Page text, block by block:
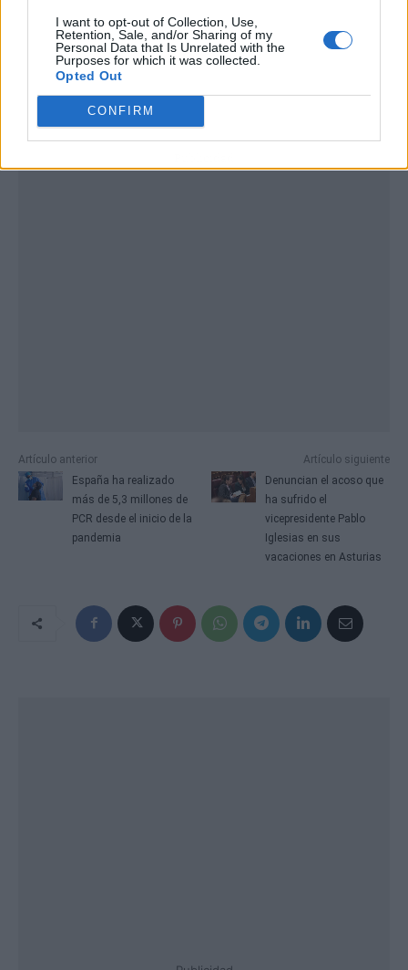
I want to opt-out of Collection, Use,
Retention, Sale, and/or Sharing of my
Personal Data that Is Unrelated with the
Purposes for which it was collected.
Opted Out
CONFIRM
Artículo anterior
España ha realizado
más de 5,3 millones de
PCR desde el inicio de la
pandemia
Artículo siguiente
Denuncian el acoso que
ha sufrido el
vicepresidente Pablo
Iglesias en sus
vacaciones en Asturias